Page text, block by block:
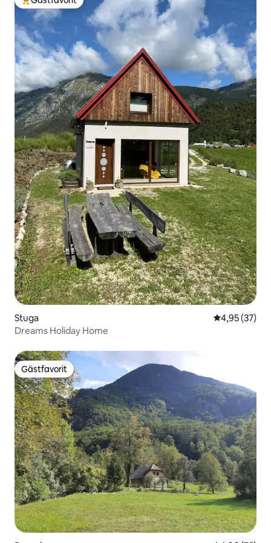
Populär gästfavorit
Stuga 4,95 av 5 i
4,95 (37)
Dreams Holiday Home
Gästfavorit
Gästfavorit